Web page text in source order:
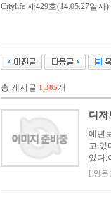
Citylife 제429호(14.05.27일
총 게시글 1,385개
디저
예년
고 있
있다.
[ 앙큼